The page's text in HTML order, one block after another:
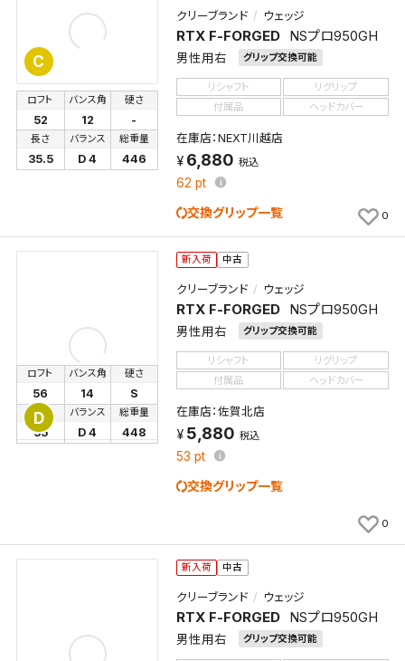
C
クリーブランド ウェッジ
RTX F-FORGED NSプロ950GH
男性用右 グリップ交換可能
ロフト
52
バンス角
12
硬さ
-
長さ
35.5
バランス
D 4
総重量
446
リシャフト
リグリップ
付属品
ヘッドカバー
在庫店：NEXT川越店
6,880 税込
62 pt
交換グリップ一覧 0
D
新入荷 中古
クリーブランド ウェッジ
RTX F-FORGED NSプロ950GH
男性用右 グリップ交換可能
ロフト
56
バンス角
14
硬さ
S
長さ
35
バランス
D 4
総重量
448
リシャフト
リグリップ
付属品
ヘッドカバー
在庫店：佐賀北店
5,880 税込
53 pt
交換グリップ一覧
0
新入荷 中古
クリーブランド ウェッジ
RTX F-FORGED NSプロ950GH
男性用右 グリップ交換可能
検索条件を保存
この検索条件をマイページ内「保存検索条件一覧」に
新着通知
新着通知を「する」にすると、この条件に一致する商品
が入荷した際に、メール及びお客様のアカウント内の
「お知らせ」で通知します。
条件を変更したい場合は、マイページの「保存検索条
件一覧」から画面を表示し、条件を変更の上、保存し直
保存する
検索条件を保存
検索条件を保存しました。
これまで保存した検索条件は、マイページの「保存検
索条件一覧」で確認できます。